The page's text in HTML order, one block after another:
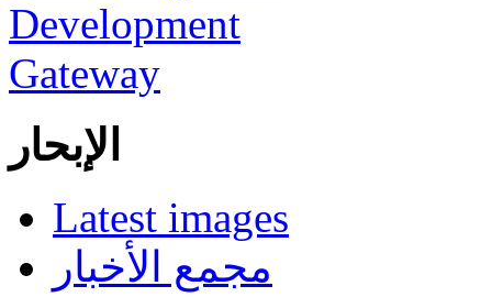
الإبحار
Latest images
مجمع الأخبار